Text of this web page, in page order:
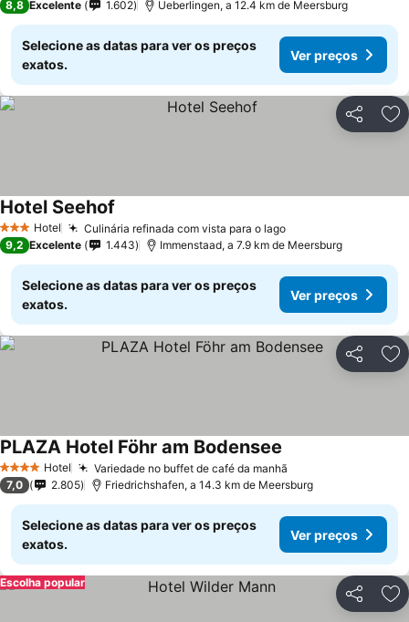
8,8 Excelente 1.602 Ueberlingen, a 12.4 km de Meersburg
Selecione as datas para ver os preços
exatos.
Ver preços
Partilhar
3 EstrelasHotel Culinária refinada com vista para o lago
Hotel Seehof
9,2 Excelente 1.443 Immenstaad, a 7.9 km de Meersburg
Selecione as datas para ver os preços
exatos.
Ver preços
Partilhar
4 EstrelasHotel Variedade no buffet de café da manhã
PLAZA Hotel Föhr am Bodensee
7,0 2.805 Friedrichshafen, a 14.3 km de Meersburg
Selecione as datas para ver os preços
exatos.
Ver preços
Partilhar
Escolha popular